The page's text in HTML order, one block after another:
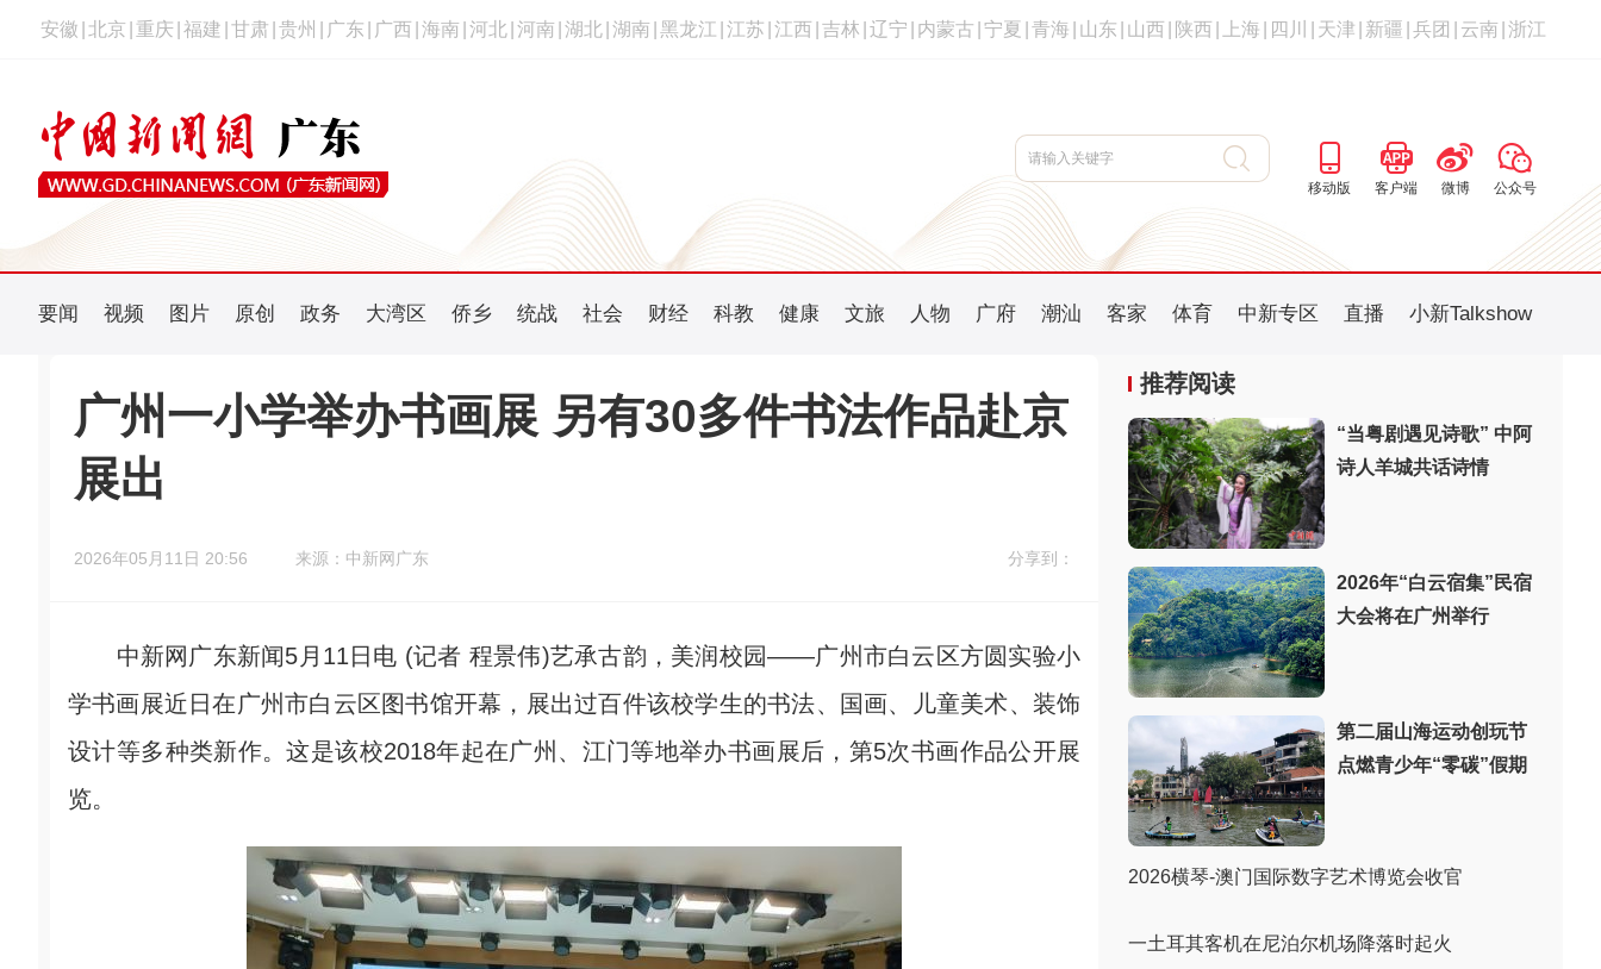
安徽 北京 重庆 福建 甘肃 贵州 广东 广西 海南 河北 河南 湖北 湖南 黑龙江 江苏 江西 吉林 辽宁 内蒙古 宁夏 青海 山东 山西 陕西 上海 四川 天津 新疆 兵团 云南 浙江
移动版 客户端 微博 公众号
要闻 视频 图片 原创 政务 大湾区 侨乡 统战 社会 财经 科教 健康 文旅 人物 广府 潮汕 客家 体育 中新专区 直播 小新Talkshow
广州一小学举办书画展 另有30多件书法作品赴京
展出
2026年05月11日 20:56 来源：中新网广东 分享到：
中新网广东新闻5月11日电 (记者 程景伟)艺承古韵，美润校园——广州市白云区方圆实验小
学书画展近日在广州市白云区图书馆开幕，展出过百件该校学生的书法、国画、儿童美术、装饰
设计等多种类新作。这是该校2018年起在广州、江门等地举办书画展后，第5次书画作品公开展
览。
推荐阅读
“当粤剧遇见诗歌” 中阿
诗人羊城共话诗情
2026年“白云宿集”民宿
大会将在广州举行
第二届山海运动创玩节
点燃青少年“零碳”假期
2026横琴-澳门国际数字艺术博览会收官
一土耳其客机在尼泊尔机场降落时起火